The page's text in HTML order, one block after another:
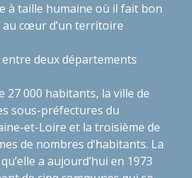
à taille humaine où il fait bon
au cœur d’un territoire
deux départements
27 000 habitants, la ville de
sous-préfectures du
et-Loire et la troisième de
de nombres d’habitants. La
a aujourd’hui en 1973